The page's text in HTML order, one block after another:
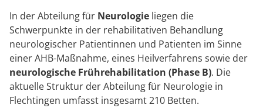
In der Abteilung für Neurologie liegen die
Schwerpunkte in der rehabilitativen Behandlung
neurologischer Patientinnen und Patienten im Sinne
einer AHB-Maßnahme, eines Heilverfahrens sowie der
neurologische Frührehabilitation (Phase B). Die
aktuelle Struktur der Abteilung für Neurologie in
Flechtingen umfasst insgesamt 210 Betten.